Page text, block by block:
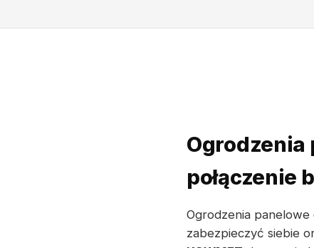
Ogrodzenia
połączenie
Ogrodzenia
zabezpieczyć siebie